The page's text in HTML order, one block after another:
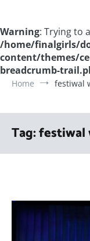
Warning: Trying to
/home/finalgirls/
content/themes/
breadcrumb-
Home festiwal
Tag:festiwal